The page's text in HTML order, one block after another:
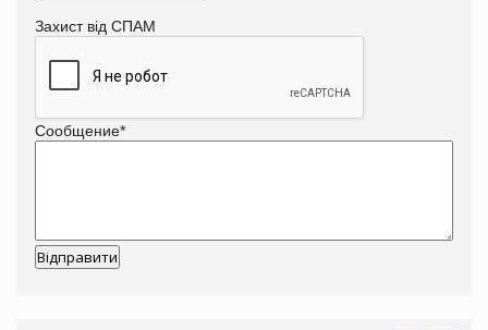
Захист від СПАМ
Сообщение*